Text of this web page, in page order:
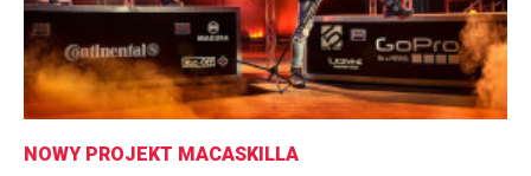
NOWY PROJEKT MACASKILLA